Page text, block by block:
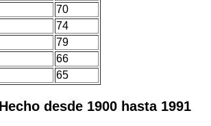
70
74
79
66
65
desde 1900 hasta 1991